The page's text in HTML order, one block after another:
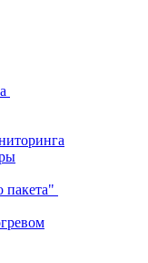
пакета"